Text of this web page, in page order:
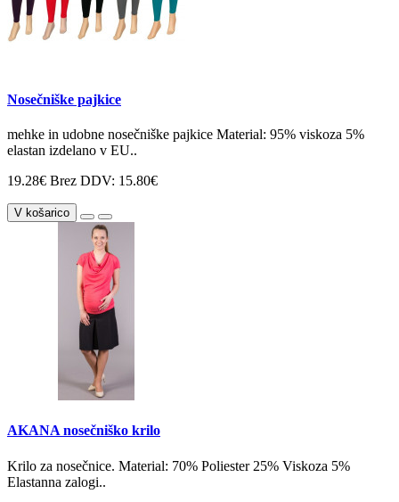
Nosečniške pajkice
mehke in udobne nosečniške pajkice Material: 95% viskoza 5%
elastan izdelano v EU..
19.28€ Brez DDV: 15.80€
V košarico
AKANA nosečniško krilo
Krilo za nosečnice. Material: 70% Poliester 25% Viskoza 5%
Elastanna zalogi..